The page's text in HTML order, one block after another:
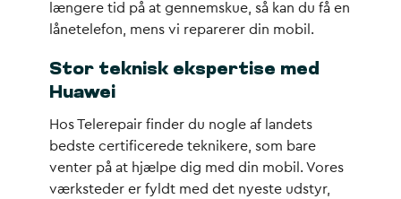
længere tid på at gennemskue, så kan du få en
lånetelefon, mens vi reparerer din mobil.
Stor teknisk ekspertise med
Huawei
Hos Telerepair finder du nogle af landets
bedste certificerede teknikere, som bare
venter på at hjælpe dig med din mobil. Vores
værksteder er fyldt med det nyeste udstyr,